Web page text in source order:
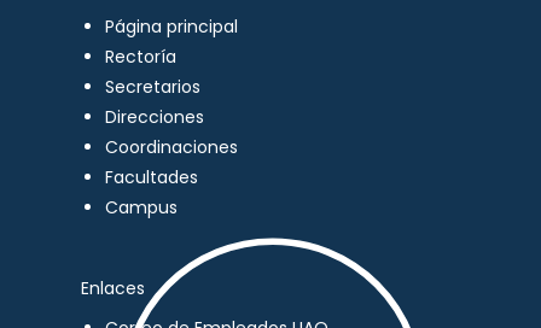
Página principal
Rectoría
Secretarios
Direcciones
Coordinaciones
Facultades
Campus
Enlaces